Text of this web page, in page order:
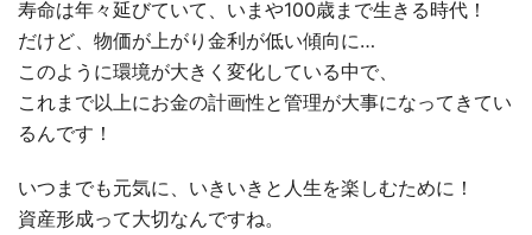
寿命は年々延びていて、いまや100歳まで生きる時代！
だけど、物価が上がり金利が低い傾向に…
このように環境が大きく変化している中で、
これまで以上にお金の計画性と管理が大事になってきてい
るんです！
いつまでも元気に、いきいきと人生を楽しむために！
資産形成って大切なんですね。